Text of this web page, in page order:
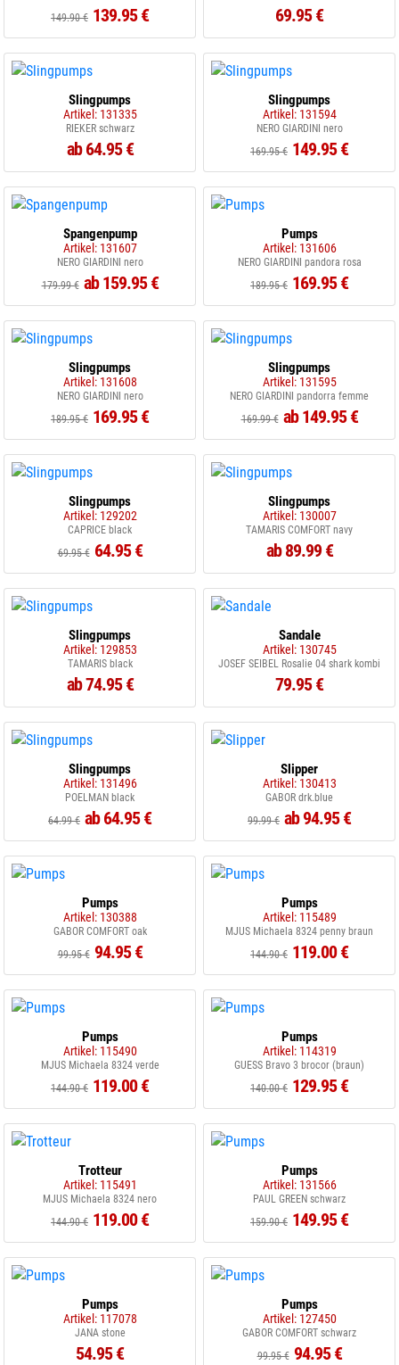
149.90 € 139.95 € 69.95 €
Slingpumps
Artikel: 131335
RIEKER schwarz
ab 64.95 €
Slingpumps
Artikel: 131594
NERO GIARDINI nero
169.95 € 149.95 €
Spangenpump
Artikel: 131607
NERO GIARDINI nero
179.99 € ab 159.95 €
Pumps
Artikel: 131606
NERO GIARDINI pandora rosa
189.95 € 169.95 €
Slingpumps
Artikel: 131608
NERO GIARDINI nero
189.95 € 169.95 €
Slingpumps
Artikel: 131595
NERO GIARDINI pandorra femme
169.99 € ab 149.95 €
Slingpumps
Artikel: 129202
CAPRICE black
69.95 € 64.95 €
Slingpumps
Artikel: 130007
TAMARIS COMFORT navy
ab 89.99 €
Slingpumps
Artikel: 129853
TAMARIS black
ab 74.95 €
Sandale
Artikel: 130745
JOSEF SEIBEL Rosalie 04 shark kombi
79.95 €
Slingpumps
Artikel: 131496
POELMAN black
64.99 € ab 64.95 €
Slipper
Artikel: 130413
GABOR drk.blue
99.99 € ab 94.95 €
Pumps
Artikel: 130388
GABOR COMFORT oak
99.95 € 94.95 €
Pumps
Artikel: 115489
MJUS Michaela 8324 penny braun
144.90 € 119.00 €
Pumps
Artikel: 115490
MJUS Michaela 8324 verde
144.90 € 119.00 €
Pumps
Artikel: 114319
GUESS Bravo 3 brocor (braun)
140.00 € 129.95 €
Trotteur
Artikel: 115491
MJUS Michaela 8324 nero
144.90 € 119.00 €
Pumps
Artikel: 131566
PAUL GREEN schwarz
159.90 € 149.95 €
Pumps
Artikel: 117078
JANA stone
54.95 €
Pumps
Artikel: 127450
GABOR COMFORT schwarz
99.95 € 94.95 €